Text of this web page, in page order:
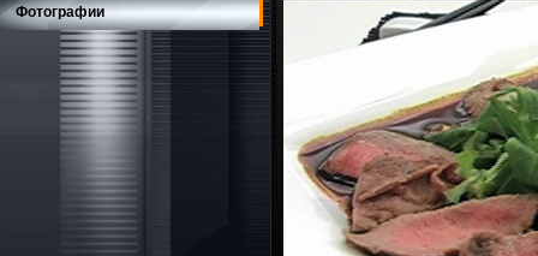
Фотографии